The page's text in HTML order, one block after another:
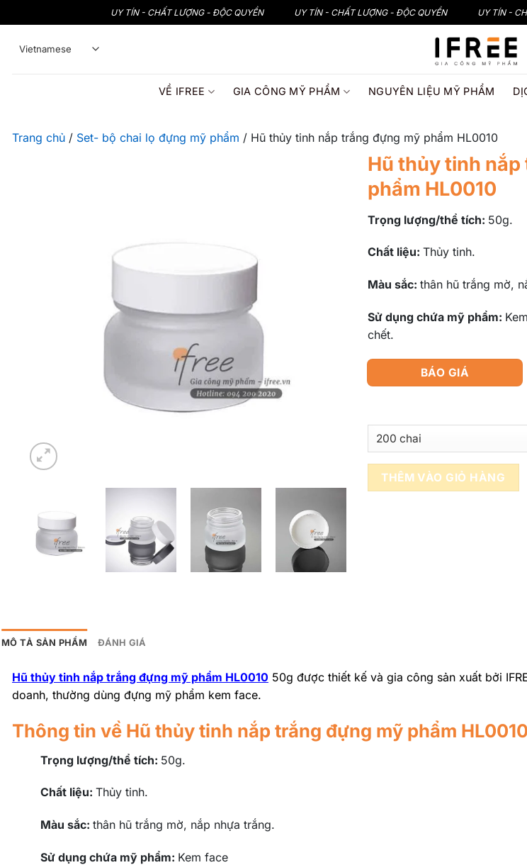
qua
UY TÍN - CHẤT LƯỢNG - ĐỘC QUYỀN UY TÍN - CHẤT LƯỢNG - ĐỘC QUYỀN UY TÍN -
VỀ IFREE GIA CÔNG MỸ PHẨM NGUYÊN LIỆU MỸ PHẨM
Trang chủ / Set- bộ chai lọ đựng mỹ phẩm / Hũ thủy tinh nắp trắng đựng mỹ phẩm HL0010
Hũ thủy tinh
phẩm HL0010
Trọng lượng/thể tích: 50g.
Chất liệu: Thủy tinh.
Màu sắc: thân hũ trắng mờ,
Sử dụng chứa mỹ phẩm:
chết.
BÁO GIÁ
THÊM VÀO GIỎ HÀNG
MÔ TẢ SẢN PHẨM ĐÁNH GIÁ
Hũ thủy tinh nắp trắng đựng mỹ phẩm HL0010 50g được thiết kế và gia công sản xuất bởi
doanh, thường dùng đựng mỹ phẩm kem face.
Thông tin về Hũ thủy tinh nắp trắng đựng mỹ phẩm HL0010
Trọng lượng/thể tích: 50g.
Chất liệu: Thủy tinh.
Màu sắc: thân hũ trắng mờ, nắp nhựa trắng.
Sử dụng chứa mỹ phẩm: Kem face